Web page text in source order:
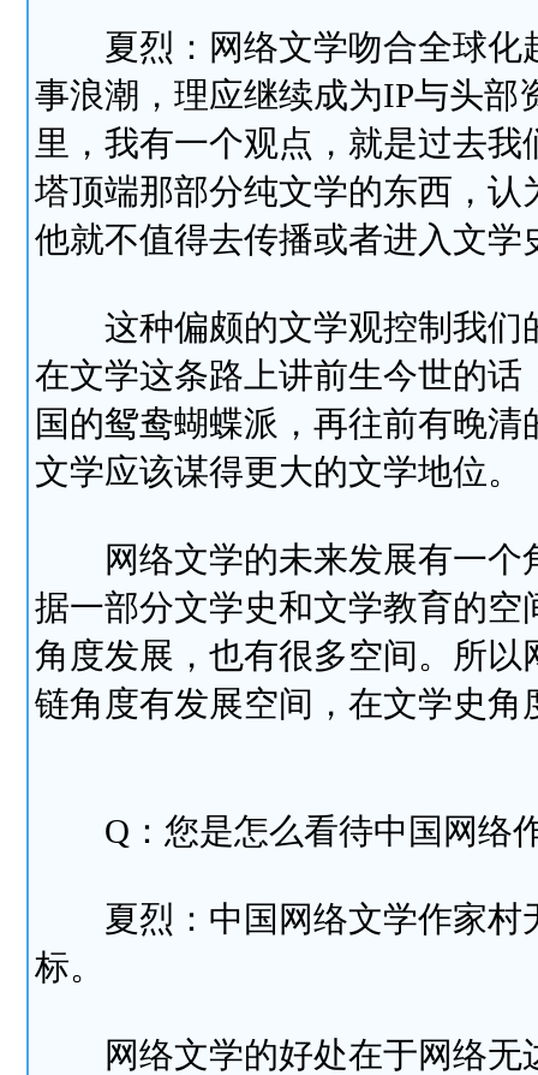
夏烈：网络文学吻合全球化
事浪潮，理应继续成为IP与头
里，我有一个观点，就是过去
塔顶端那部分纯文学的东西，
他就不值得去传播或者进入文学
这种偏颇的文学观控制我们
在文学这条路上讲前生今世的
国的鸳鸯蝴蝶派，再往前有晚
文学应该谋得更大的文学地位。
网络文学的未来发展有一个
据一部分文学史和文学教育的
角度发展，也有很多空间。所
链角度有发展空间，在文学史角
Q：您是怎么看待中国网络
夏烈：中国网络文学作家村
标。
网络文学的好处在于网络无